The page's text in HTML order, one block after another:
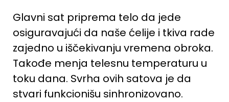
Glavni sat priprema telo da jede
osiguravajući da naše ćelije i tkiva rade
zajedno u iščekivanju vremena obroka.
Takođe menja telesnu temperaturu u
toku dana. Svrha ovih satova je da
stvari funkcionišu sinhronizovano.